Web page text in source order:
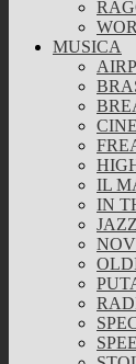
MUSICA
IL
IN